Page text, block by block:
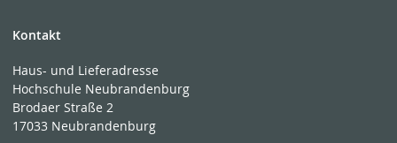
Kontakt
Haus- und Lieferadresse
Hochschule Neubrandenburg
Brodaer Straße 2
17033 Neubrandenburg